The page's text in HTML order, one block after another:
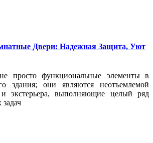
Двери: Надежная Защита, Уют
просто функциональные элементы в
здания; они являются неотъемлемой
и экстерьера, выполняющие целый ряд